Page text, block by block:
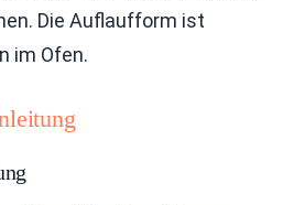
Die Auflaufform ist
im Ofen.